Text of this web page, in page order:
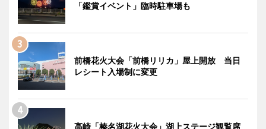
「鑑賞イベント」臨時駐車場も
前橋花火大会「前橋リリカ」屋上開放 当日
レシート入場制に変更
高崎「榛名湖花火大会」湖上ステージ観覧席